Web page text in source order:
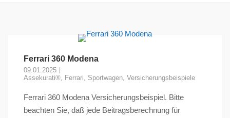
Ferrari 360 Modena
09.01.2025
Assekurati®, Ferrari, Sportwagen, Versicherungsbeispiele
Ferrari 360 Modena Versicherungsbeispiel. Bitte
beachten Sie, daß jede Beitragsberechnung für